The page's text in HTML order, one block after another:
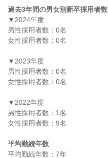
過去3年間の男女別新卒採用者数
▼2024年度
男性採用者数：0名
女性採用者数：0名
▼2023年度
男性採用者数：0名
女性採用者数：0名
▼2022年度
男性採用者数：1名
女性採用者数：9名
平均勤続年数